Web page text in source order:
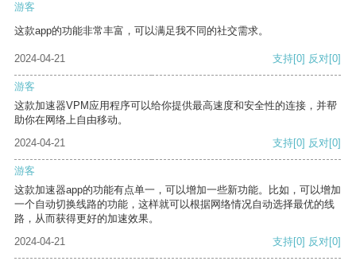
游客
这款app的功能非常丰富，可以满足我不同的社交需求。
2024-04-21 支持[0] 反对[0]
游客
这款加速器VPM应用程序可以给你提供最高速度和安全性的连接，并帮
助你在网络上自由移动。
2024-04-21
支持[0] 反对[0]
游客
这款加速器app的功能有点单一，可以增加一些新功能。比如，可以增加
一个自动切换线路的功能，这样就可以根据网络情况自动选择最优的线
路，从而获得更好的加速效果。
2024-04-21
支持[0] 反对[0]